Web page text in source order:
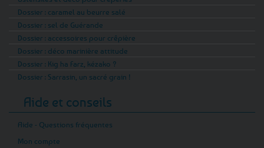
Dossier : caramel au beurre salé
Dossier : sel de Guérande
Dossier : accessoires pour crêpière
Dossier : déco marinière attitude
Dossier : Kig ha Farz, kézako ?
Dossier : Sarrasin, un sacré grain !
Aide et conseils
Aide - Questions fréquentes
Mon compte